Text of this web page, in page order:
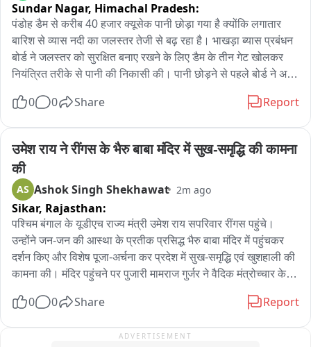
हजार की रिश्वत लेते हुए रंगे हाथ गिरफ्तार कर लिया। गिरफ्तारी के बाद
विजिलेंस टीम आरोपी को फाजिल्का स्थित एसएसपी कार्यालय की दूसरी
मंजिल पर बने एंटी फ्रॉड सेल कार्यालय लेकर पहुंची, जहां आवश्यक कार्रवाई
पूरी की गई। इसके बाद उसे आगे की कानूनी कार्रवाई के लिए फरीदकोट ले
जाया गया। फिलहाल विजिलेंस ब्यूरो पूरे मामले की जांच कर रहा है और
जारी है।
Sundar Nagar, Himachal Pradesh:
पंडोह डैम से करीब 40 हजार क्यूसेक पानी छोड़ा गया है क्योंकि लगातार
बारिश से व्यास नदी का जलस्तर तेजी से बढ़ रहा है। भाखड़ा ब्यास प्रबंधन
बोर्ड ने जलस्तर को सुरक्षित बनाए रखने के लिए डैम के तीन गेट खोलकर
नियंत्रित तरीके से पानी की निकासी की। पानी छोड़ने से पहले बोर्ड ने अर्ली
किया और व्यास नदी के किनारे रहने वाले लोगों से नदी के समीप न जाने और
बढ़ने के कारण पानी की आवक बढ़ रही है; आवश्यकतानुसार आगे भी पानी
छोड़ा जा सकता है। लोगों से आग्रह है कि नदी के किनारे न जाएं, बच्चों को
पानी के आसपास न जाने दें और सुरक्षा निर्देशों का पालन करें।
0 0 Share Report
उमेश राय ने रींगस के भैरु बाबा मंदिर में सुख-समृद्धि की कामना
की
AS Ashok Singh Shekhawat 2m ago
Sikar, Rajasthan:
पश्चिम बंगाल के यूडीएच राज्य मंत्री उमेश राय सपरिवार रींगस पहुंचे।
उन्होंने जन-जन की आस्था के प्रतीक प्रसिद्ध भैरु बाबा मंदिर में पहुंचकर
दर्शन किए और विशेष पूजा-अर्चना कर प्रदेश में सुख-समृद्धि एवं खुशहाली की
कामना की। मंदिर पहुंचने पर पुजारी मामराज गुर्जर ने वैदिक मंत्रोच्चार के
कर क्षेत्र की सुख-शांति एवं समृद्धि की कामना की। पूजा के बाद मंदिर
बता दें कि उमेश राय खाटूश्यामजी में बाबा श्याम के दर्शन करने के बाद
0 0 Share Report
ADVERTISEMENT